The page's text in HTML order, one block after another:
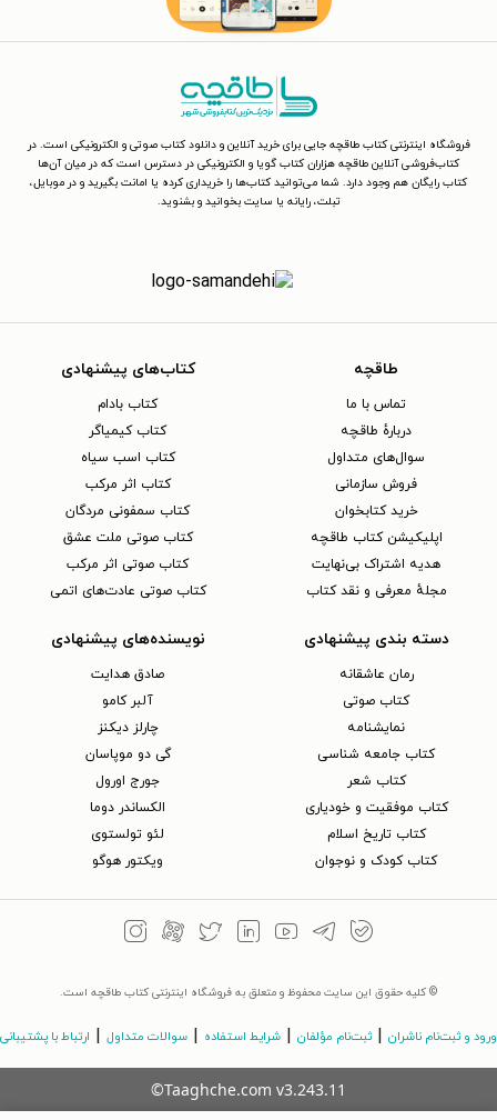
فروشگاه اینترنتی کتاب طاقچه جایی برای خرید آنلاین و دانلود کتاب صوتی و الکترونیکی است. در
کتاب‌فروشی آنلاین طاقچه هزاران کتاب گویا و الکترونیکی در دسترس است که در میان آن‌ها
کتاب رایگان هم وجود دارد. شما می‌توانید کتاب‌ها را خریداری کرده یا امانت بگیرید و در موبایل،
تبلت، رایانه یا سایت بخوانید و بشنوید.
طاقچه
تماس با ما
دربارهٔ طاقچه
سوال‌های متداول
فروش سازمانی
خرید کتابخوان
اپلیکیشن کتاب طاقچه
هدیه اشتراک بی‌نهایت
مجلهٔ معرفی و نقد کتاب
کتاب‌های پیشنهادی
کتاب بادام
کتاب کیمیاگر
کتاب اسب سیاه
کتاب اثر مرکب
کتاب سمفونی مردگان
کتاب صوتی ملت عشق
کتاب صوتی اثر مرکب
کتاب صوتی عادت‌های اتمی
دسته بندی پیشنهادی
رمان عاشقانه
کتاب‌ صوتی
نمایشنامه
کتاب جامعه شناسی
کتاب شعر
کتاب موفقیت و خودیاری
کتاب تاریخ اسلام
کتاب کودک و نوجوان
نویسنده‌های پیشنهادی
صادق هدایت
آلبر کامو
چارلز دیکنز
گی دو موپاسان
جورج اورول
الکساندر دوما
لئو تولستوی
ویکتور هوگو
© کلیه حقوق این سایت محفوظ و متعلق به فروشگاه اینترنتی کتاب طاقچه است.
ورود و ثبت‌نام ناشران ثبت‌نام مؤلفان شرایط استفاده سوالات متداول ارتباط با پشتیبانی
©Taaghche.com v3.243.11